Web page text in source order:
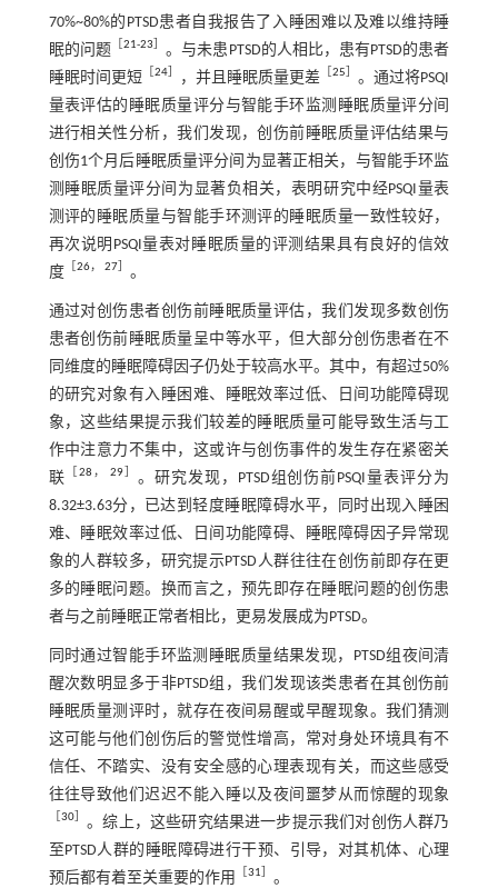
70%~80%的PTSD患者自我报告了入睡困难以及难以维持睡
眠的问题［21-23］ 。与未患PTSD的人相比，患有PTSD的患者
睡眠时间更短［24］ ，并且睡眠质量更差 ［25］ 。通过将PSQI
量表评估的睡眠质量评分与智能手环监测睡眠质量评分间
进行相关性分析，我们发现，创伤前睡眠质量评估结果与
创伤1个月后睡眠质量评分间为显著正相关，与智能手环监
测睡眠质量评分间为显著负相关，表明研究中经PSQI量表
测评的睡眠质量与智能手环测评的睡眠质量一致性较好，
再次说明PSQI量表对睡眠质量的评测结果具有良好的信效
度［26， 27］ 。
通过对创伤患者创伤前睡眠质量评估，我们发现多数创伤
患者创伤前睡眠质量呈中等水平，但大部分创伤患者在不
同维度的睡眠障碍因子仍处于较高水平。其中，有超过50%
的研究对象有入睡困难、睡眠效率过低、日间功能障碍现
象，这些结果提示我们较差的睡眠质量可能导致生活与工
作中注意力不集中，这或许与创伤事件的发生存在紧密关
联 ［28 ， 29］ 。研究发现，PTSD组创伤前PSQI量表评分为
8.32±3.63分，已达到轻度睡眠障碍水平，同时出现入睡困
难、睡眠效率过低、日间功能障碍、睡眠障碍因子异常现
象的人群较多，研究提示PTSD人群往往在创伤前即存在更
多的睡眠问题。换而言之，预先即存在睡眠问题的创伤患
者与之前睡眠正常者相比，更易发展成为PTSD。
同时通过智能手环监测睡眠质量结果发现，PTSD组夜间清
醒次数明显多于非PTSD组，我们发现该类患者在其创伤前
睡眠质量测评时，就存在夜间易醒或早醒现象。我们猜测
这可能与他们创伤后的警觉性增高，常对身处环境具有不
信任、不踏实、没有安全感的心理表现有关，而这些感受
往往导致他们迟迟不能入睡以及夜间噩梦从而惊醒的现象
［30］ 。综上，这些研究结果进一步提示我们对创伤人群乃
至PTSD人群的睡眠障碍进行干预、引导，对其机体、心理
预后都有着至关重要的作用
［31］ 。